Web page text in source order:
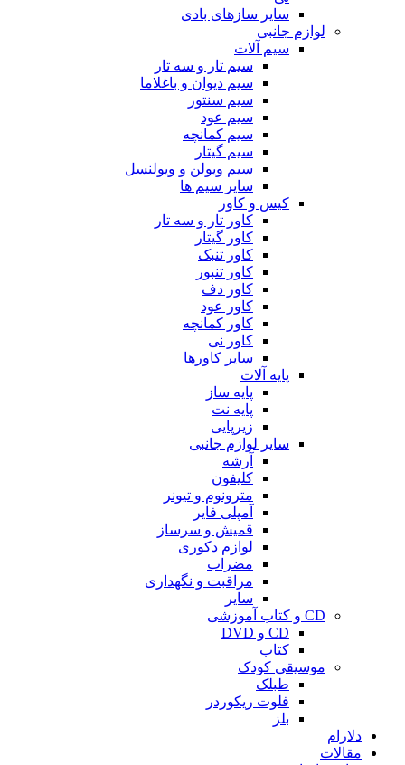
سایر سازهای بادی
لوازم جانبی
سیم آلات
سیم تار و سه تار
سیم دیوان و باغلاما
سیم سنتور
سیم عود
سیم کمانچه
سیم گیتار
سیم ویولن و ویولنسل
سایر سیم ها
کیس و کاور
کاور تار و سه تار
کاور گیتار
کاور تنبک
کاور تنبور
کاور دف
کاور عود
کاور کمانچه
کاور نی
سایر کاورها
پایه آلات
پایه ساز
پایه نت
زیرپایی
سایر لوازم جانبی
آرشه
کلیفون
مترونوم و تیونر
آمپلی فایر
قمیش و سرساز
لوازم دکوری
مضراب
مراقبت و نگهداری
سایر
CD و کتاب آموزشی
CD و DVD
کتاب
موسیقی کودک
طبلک
فلوت ریکوردر
بلز
دلارام
مقالات